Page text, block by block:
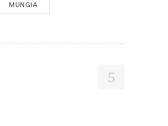
MUNGIA